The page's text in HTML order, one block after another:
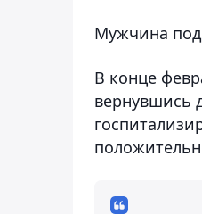
Мужчина
В конце
вернувшись